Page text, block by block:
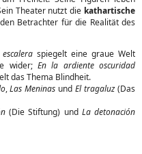
Theater nutzt die kathartische
Betrachter für die Realität des
spiegelt eine graue Welt
wider; En la ardiente oscuridad
das Thema Blindheit.
,Las Meninas undEl tragaluz(Das
(Die Stiftung) und La detonación